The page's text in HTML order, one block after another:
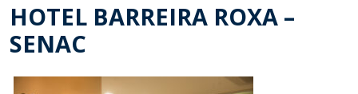
HOTEL BARREIRA ROXA –
SENAC